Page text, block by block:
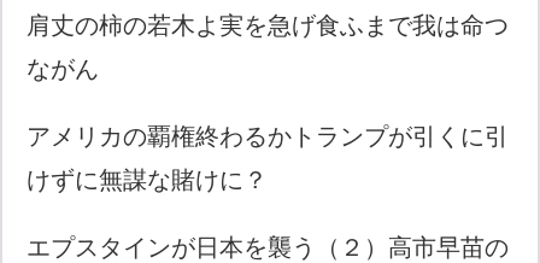
肩丈の柿の若木よ実を急げ食ふまで我は命つ
ながん
アメリカの覇権終わるかトランプが引くに引
けずに無謀な賭けに？
エプスタインが日本を襲う（２）高市早苗の